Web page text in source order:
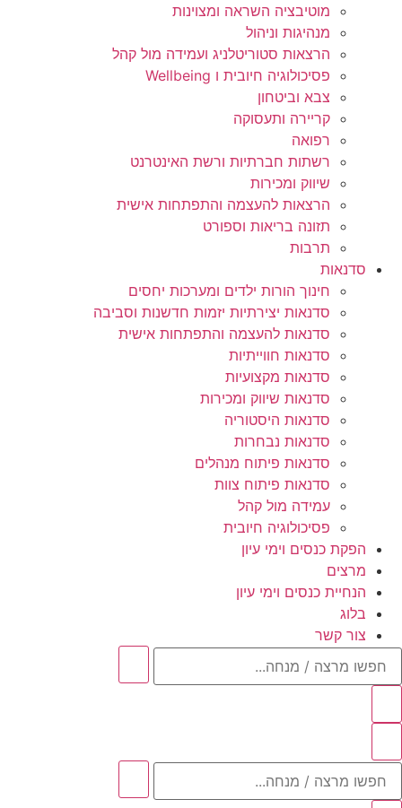
מוטיבציה השראה ומצוינות
מנהיגות וניהול
הרצאות סטוריטלניג ועמידה מול קהל
פסיכולוגיה חיובית ו Wellbeing
צבא וביטחון
קריירה ותעסוקה
רפואה
רשתות חברתיות ורשת האינטרנט
שיווק ומכירות
הרצאות להעצמה והתפתחות אישית
תזונה בריאות וספורט
תרבות
סדנאות
חינוך הורות ילדים ומערכות יחסים
סדנאות יצירתיות יזמות חדשנות וסביבה
סדנאות להעצמה והתפתחות אישית
סדנאות חווייתיות
סדנאות מקצועיות
סדנאות שיווק ומכירות
סדנאות היסטוריה
סדנאות נבחרות
סדנאות פיתוח מנהלים
סדנאות פיתוח צוות
עמידה מול קהל
פסיכולוגיה חיובית
הפקת כנסים וימי עיון
מרצים
הנחיית כנסים וימי עיון
בלוג
צור קשר
חפשו
מרצה
/
חפשו
מרצה
/